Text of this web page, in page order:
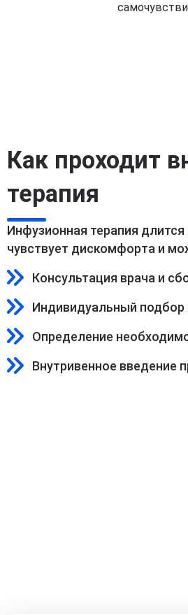
Как проходит
терапия
Инфузионная терапия
чувствует дискомфорта и
Консультация врача и
Индивидуальный подбор
Определение
Внутривенное введение